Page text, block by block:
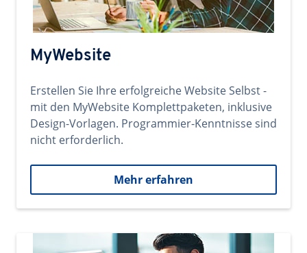
MyWebsite
Erstellen Sie Ihre erfolgreiche Website Selbst -
mit den MyWebsite Komplettpaketen, inklusive
Design-Vorlagen. Programmier-Kenntnisse sind
nicht erforderlich.
Mehr erfahren